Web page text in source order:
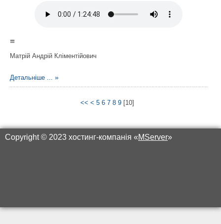
≡
Матрій Андрій Кліментійович
Детальніше ...
<< < 5 6 7 8 9 [10]
Copyright © 2023 хостинг-компанія «MServer»